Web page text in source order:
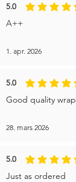
5.0
gjennomsnittlig
A++
1. apr. 2026
5.0
gjennomsnittlig
Good quality wrap
28. mars 2026
5.0
gjennomsnittlig
Just as ordered